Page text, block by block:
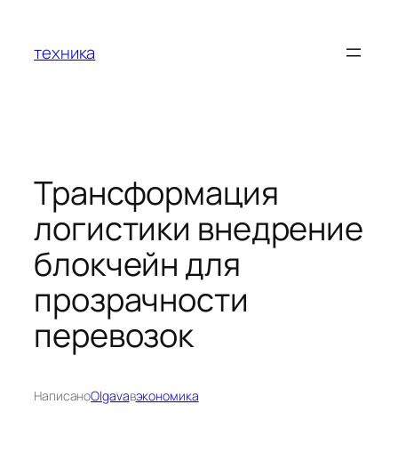
содержимому
техника
Трансформация
логистики внедрение
блокчейн для
прозрачности
перевозок
НаписаноOlgavaвэкономика